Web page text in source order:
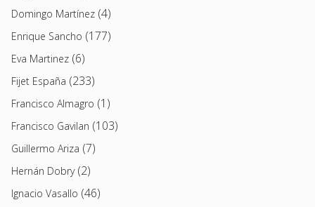
Domingo Martínez (4)
Enrique Sancho (177)
Eva Martinez (6)
Fijet España (233)
Francisco Almagro (1)
Francisco Gavilan (103)
Guillermo Ariza (7)
Hernán Dobry(2)
Ignacio Vasallo (46)